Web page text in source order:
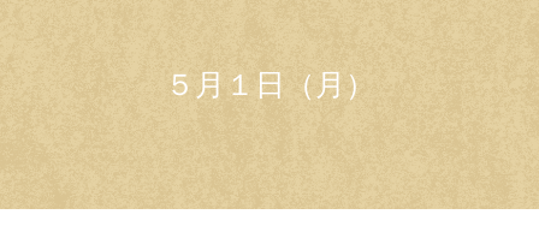
５月１日（月）